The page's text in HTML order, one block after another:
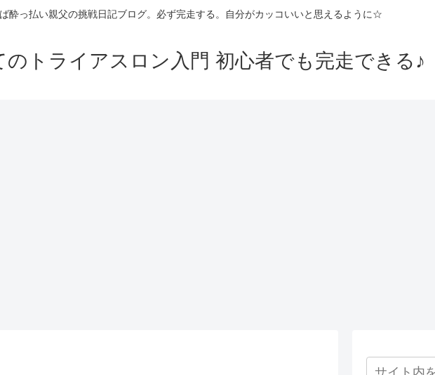
酔っ払い親父の挑戦日記ブログ。必ず完走する。自分がカッコいいと思えるように☆
のトライアスロン入門 初心者でも完走できる♪